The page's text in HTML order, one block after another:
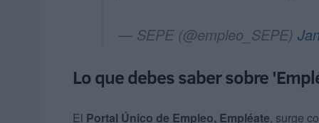
— SEPE (@empleo_SEPE)
Lo que debes saber sobre
El Portal Único de Empleo, Empléate, surge